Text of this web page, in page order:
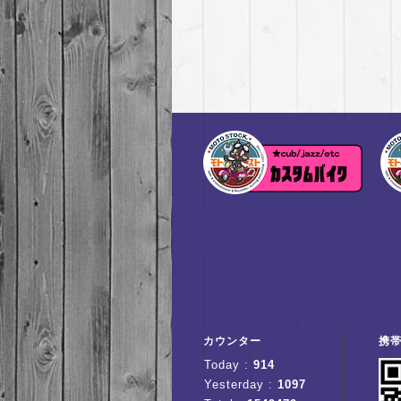
カウンター
Today : 914
Yesterday : 1097
携